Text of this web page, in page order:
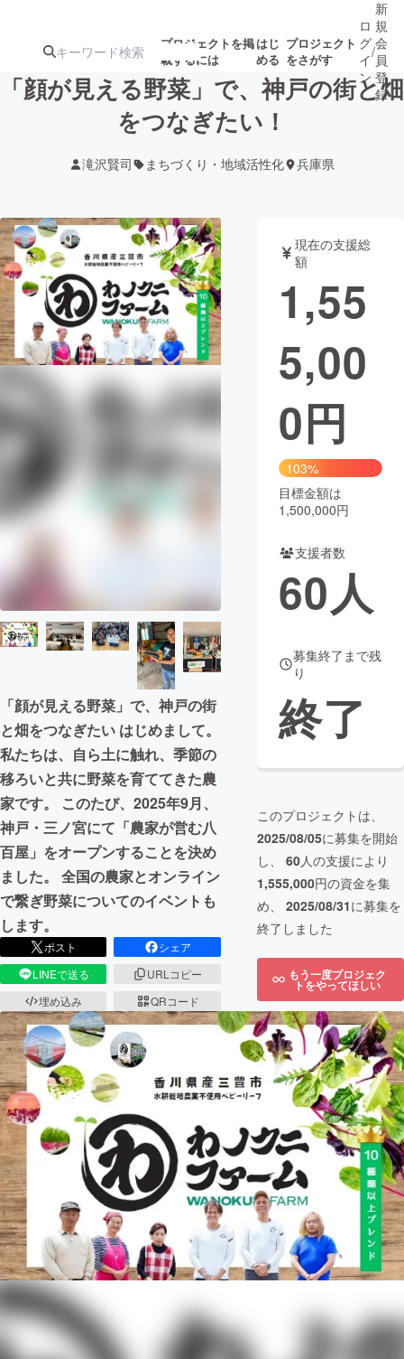
プロジェクトを掲
載するには
はじ
める
プロジェクト
をさがす
注目のリ
ターン
ジェクト
募集終了が近いプ
ロジェクト
されます
アート・写真 音楽
テクノロジー・ガジェット ゲーム・サ
映像・映画
ビジネス・起業
CAMPFIRE for Social Good
CAMPFIRE Creation
コミュニティ
ロ
グ
イ
ン
/
新
規
会
員
登
録
「顔が見える野菜」で、神戸の街と畑
をつなぎたい！
滝沢賢司 まちづくり・地域活性化 兵庫県
「顔が見える野菜」で、神戸の街
と畑をつなぎたい はじめまして。
私たちは、自ら土に触れ、季節の
移ろいと共に野菜を育ててきた農
家です。 このたび、2025年9月、
神戸・三ノ宮にて「農家が営む八
百屋」をオープンすることを決め
ました。 全国の農家とオンライン
で繋ぎ野菜についてのイベントも
します。
ポスト
シェア
LINEで送る
URLコピー
埋め込み
QRコード
現在の支援総
額
1,55
5,00
0円
103%
目標金額は
1,500,000円
支援者数
60人
募集終了まで残
り
終了
このプロジェクトは、
2025/08/05に募集を開始
し、 60人の支援により
1,555,000円の資金を集
め、 2025/08/31に募集を
終了しました
もう一度プロジェク
トをやってほしい